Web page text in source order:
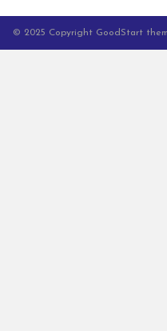
© 2025 Copyright GoodStart